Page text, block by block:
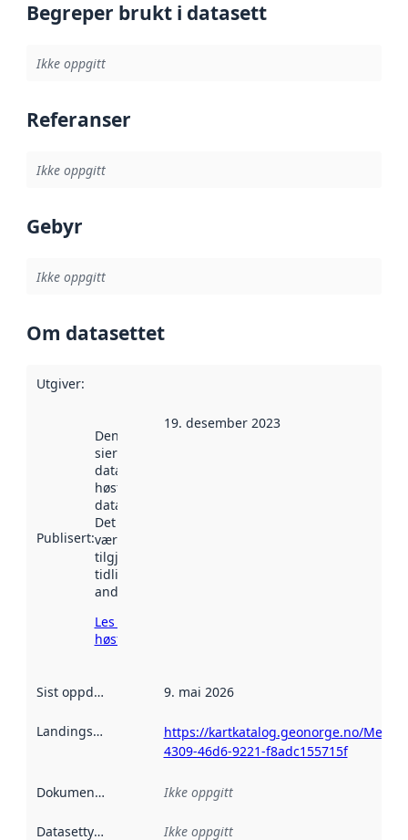
Begreper brukt i datasett
Ikke oppgitt
Referanser
Ikke oppgitt
Gebyr
Ikke oppgitt
Om datasettet
Utgiver:
Publisert:
Denne datoen
sier når
datasettet ble
høstet av
data.norge.no.
Det kan ha
vært
tilgjengelig
tidligere
andre steder.
Les mer om
høsting her
19. desember 2023
Sist oppdatert 9. mai 2026
Landingsside
https://kartkatalog.geonorge.no/
4309-46d6-9221-f8adc155715f
Dokumentasjon Ikke oppgitt
Datasettype Ikke oppgitt